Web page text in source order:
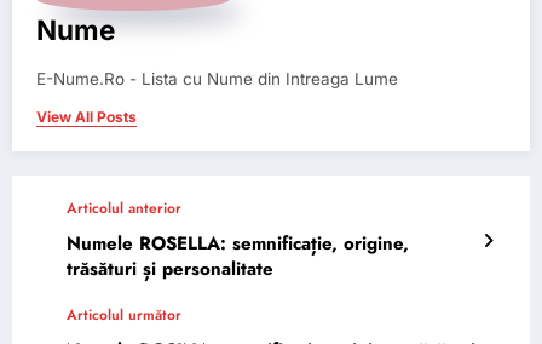
Nume
E-Nume.Ro - Lista cu Nume din Intreaga Lume
View All Posts
Articolul anterior
Numele ROSELLA: semnificație, origine,
trăsături și personalitate
Articolul următor